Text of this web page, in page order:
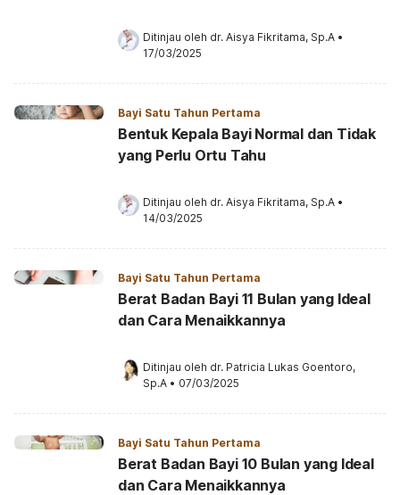
Ditinjau oleh dr. Aisya Fikritama, Sp.A •
17/03/2025
Bayi Satu Tahun Pertama
Bentuk Kepala Bayi Normal dan Tidak
yang Perlu Ortu Tahu
Ditinjau oleh dr. Aisya Fikritama, Sp.A •
14/03/2025
Bayi Satu Tahun Pertama
Berat Badan Bayi 11 Bulan yang Ideal
dan Cara Menaikkannya
Ditinjau oleh dr. Patricia Lukas Goentoro,
Sp.A • 07/03/2025
Bayi Satu Tahun Pertama
Berat Badan Bayi 10 Bulan yang Ideal
dan Cara Menaikkannya